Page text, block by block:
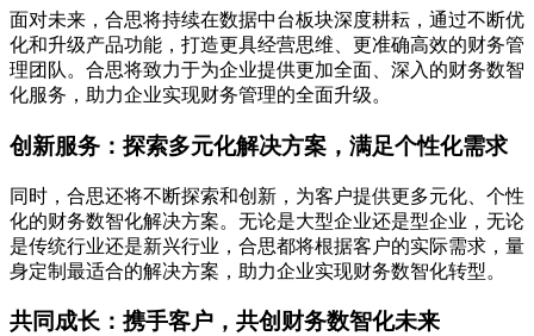
面对未来，合思将持续在数据中台板块深度耕耘，通过不断优
化和升级产品功能，打造更具经营思维、更准确高效的财务管
理团队。合思将致力于为企业提供更加全面、深入的财务数智
化服务，助力企业实现财务管理的全面升级。
创新服务：探索多元化解决方案，满足个性化需求
同时，合思还将不断探索和创新，为客户提供更多元化、个性
化的财务数智化解决方案。无论是大型企业还是型企业，无论
是传统行业还是新兴行业，合思都将根据客户的实际需求，量
身定制最适合的解决方案，助力企业实现财务数智化转型。
共同成长：携手客户，共创财务数智化未来